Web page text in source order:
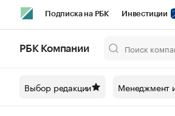
Подписка на РБК Инвестиции
Спецпроекты СПб
РБК Компании
Выбор редакции Менеджмент